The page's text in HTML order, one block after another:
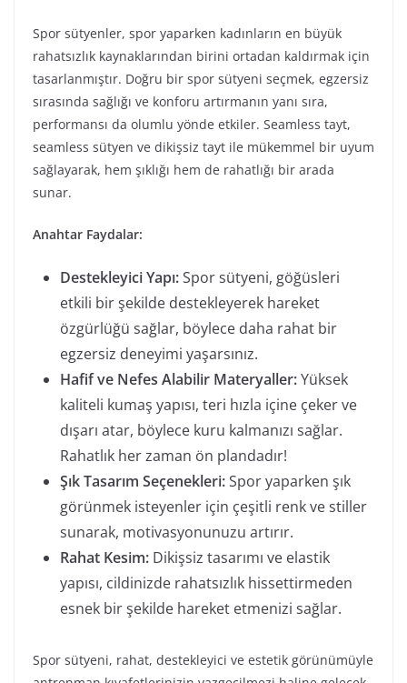
Spor sütyenler, spor yaparken kadınların en büyük
rahatsızlık kaynaklarından birini ortadan kaldırmak için
tasarlanmıştır. Doğru bir spor sütyeni seçmek, egzersiz
sırasında sağlığı ve konforu artırmanın yanı sıra,
performansı da olumlu yönde etkiler. Seamless tayt,
seamless sütyen ve dikişsiz tayt ile mükemmel bir uyum
sağlayarak, hem şıklığı hem de rahatlığı bir arada
sunar.
Anahtar Faydalar:
Destekleyici Yapı:Spor sütyeni, göğüsleri
etkili bir şekilde destekleyerek hareket
özgürlüğü sağlar, böylece daha rahat bir
egzersiz deneyimi yaşarsınız.
Hafif ve Nefes Alabilir Materyaller:Yüksek
kaliteli kumaş yapısı, teri hızla içine çeker ve
dışarı atar, böylece kuru kalmanızı sağlar.
Rahatlık her zaman ön plandadır!
Şık Tasarım Seçenekleri:Spor yaparken şık
görünmek isteyenler için çeşitli renk ve stiller
sunarak, motivasyonunuzu artırır.
Rahat Kesim: Dikişsiz tasarımı ve elastik
yapısı, cildinizde rahatsızlık hissettirmeden
esnek bir şekilde hareket etmenizi sağlar.
Spor sütyeni, rahat, destekleyici ve estetik görünümüyle